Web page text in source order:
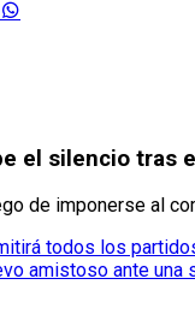
el silencio tras
de imponerse al
todos los
amistoso ante